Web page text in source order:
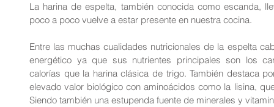
La harina de espelta, también conocida como escanda,
poco a poco vuelve a estar presente en nuestra cocina.
Entre las muchas cualidades nutricionales de la espelta
energético ya que sus nutrientes principales son los
calorías que la harina clásica de trigo. También destaca
elevado valor biológico con aminoácidos como la lisina,
Siendo también una estupenda fuente de minerales y